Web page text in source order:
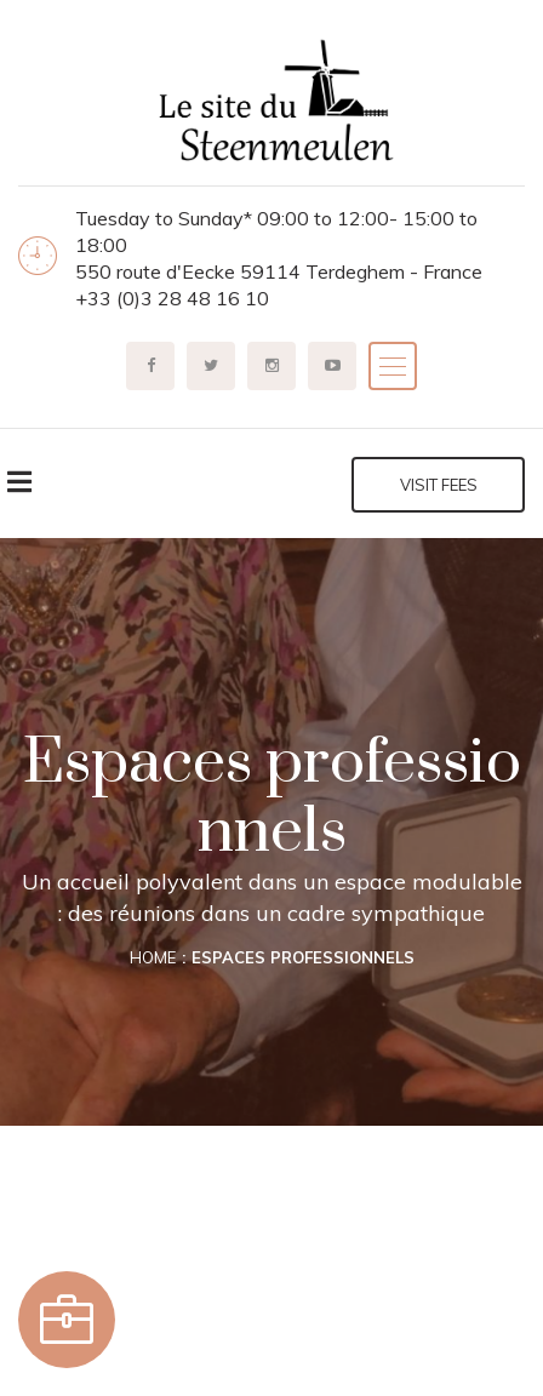
Tuesday to Sunday* 09:00 to 12:00- 15:00 to
18:00
550 route d'Eecke 59114 Terdeghem - France
+33 (0)3 28 48 16 10
VISIT FEES
Espaces professio
nnels
Un accueil polyvalent dans un espace modulable
: des réunions dans un cadre sympathique
HOME ESPACES PROFESSIONNELS